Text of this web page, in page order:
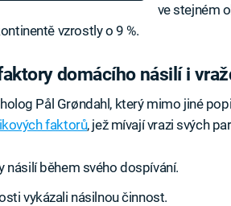
ve stejném
vzrostly o 9 %.
domácího násilí i
Pål Grøndahl, který mimo jiné
faktorů, jež mívají vrazi svých
násilí během svého dospívání.
vykázali násilnou činnost.